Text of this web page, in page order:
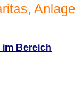
Anlage
Bereich